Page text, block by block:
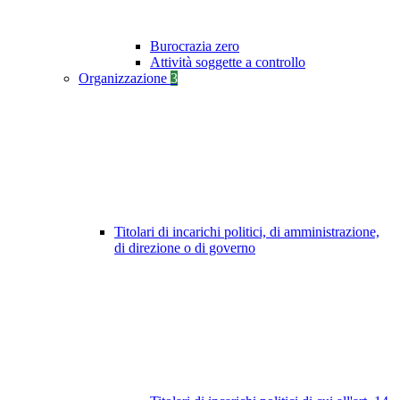
Burocrazia zero
Attività soggette a controllo
Organizzazione 3
Titolari di incarichi politici, di amministrazione,
di direzione o di governo